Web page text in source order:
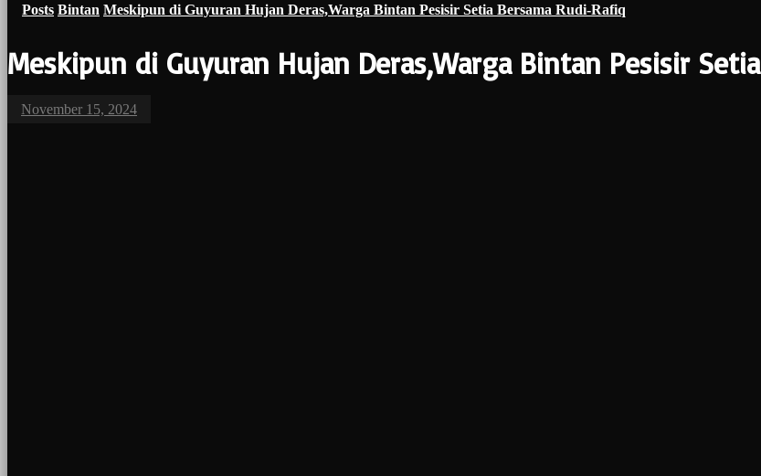
Posts Bintan Meskipun di Guyuran Hujan Deras,Warga Bintan Pesisir Setia Bersama Rudi-Rafiq
Meskipun di Guyuran Hujan Deras,Warga Bintan Pesisir
November 15, 2024